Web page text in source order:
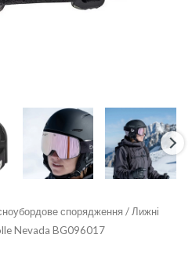
спорядження / Лижні
Nevada BG096017